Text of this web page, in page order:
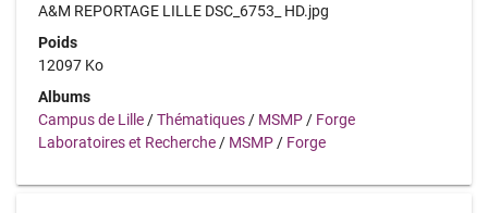
A&M REPORTAGE LILLE DSC_6753_ HD.jpg
Poids
12097 Ko
Albums
Campus de Lille /Thématiques / MSMP / Forge
Laboratoires et Recherche / MSMP / Forge